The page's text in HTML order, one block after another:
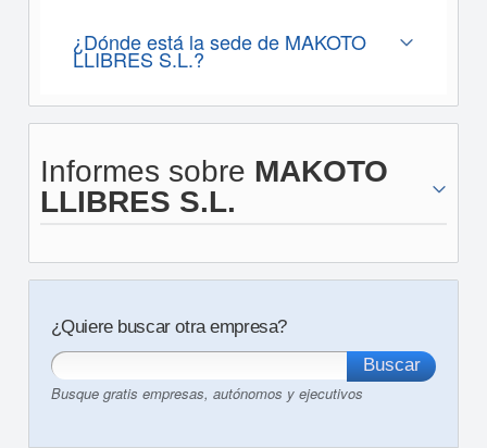
¿Dónde está la sede de MAKOTO
LLIBRES S.L.?
Informes sobre MAKOTO
LLIBRES S.L.
¿Quiere buscar otra empresa?
Busque gratis empresas, autónomos y ejecutivos